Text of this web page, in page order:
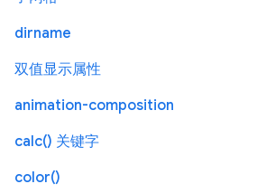
dirname
双值显示属性
animation-composition
calc() 关键字
color()